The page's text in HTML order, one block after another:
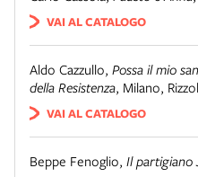
VAI AL CATALOGO
Aldo Cazzullo, Possa il mio
della Resistenza, Milano,
VAI AL CATALOGO
Beppe Fenoglio, Il partigiano